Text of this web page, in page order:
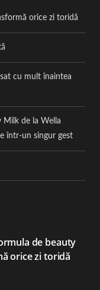
orice zi toridă
cu mult înaintea
Milk de la Wella
într-un singur gest
de beauty
orice zi toridă